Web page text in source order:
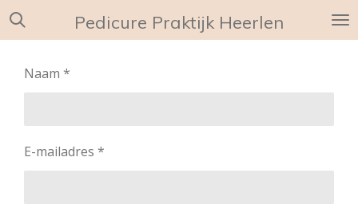
Ga
Pedicure Praktijk Heerlen
Naam *
E-mailadres *